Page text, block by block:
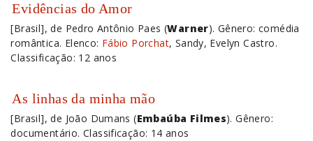
Evidências do Amor
[Brasil], de Pedro Antônio Paes (Warner). Gênero: comédia
romântica. Elenco: Fábio Porchat, Sandy, Evelyn Castro.
Classificação: 12 anos
As linhas da minha mão
[Brasil], de João Dumans (Embaúba Filmes). Gênero:
documentário. Classificação: 14 anos